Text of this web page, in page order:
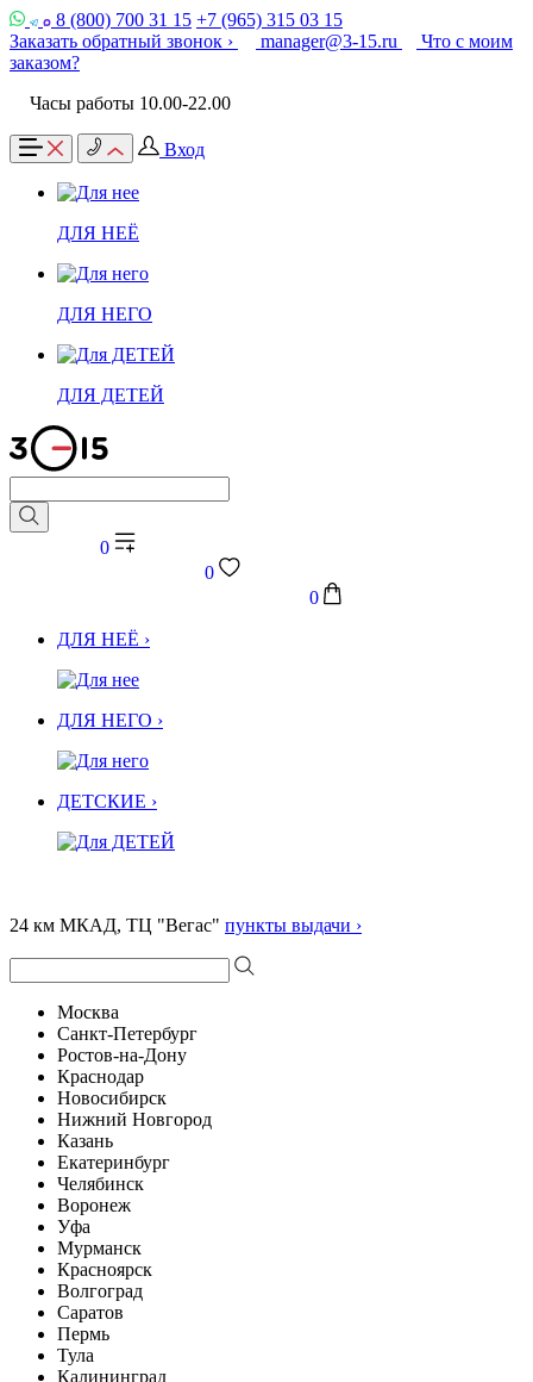
8 (800) 700 31 15 +7 (965) 315 03 15
Заказать обратный звонок ›
manager@3-15.ru
Что с моим
заказом?
Часы работы 10.00-22.00
Вход
ДЛЯ НЕЁ
ДЛЯ НЕГО
ДЛЯ ДЕТЕЙ
0
0
0
ДЛЯ НЕЁ ›
ДЛЯ НЕГО ›
ДЕТСКИЕ ›
24 км МКАД, ТЦ "Вегас" пункты выдачи ›
Москва
Санкт-Петербург
Ростов-на-Дону
Краснодар
Новосибирск
Нижний Новгород
Казань
Екатеринбург
Челябинск
Воронеж
Уфа
Мурманск
Красноярск
Волгоград
Саратов
Пермь
Тула
Калининград